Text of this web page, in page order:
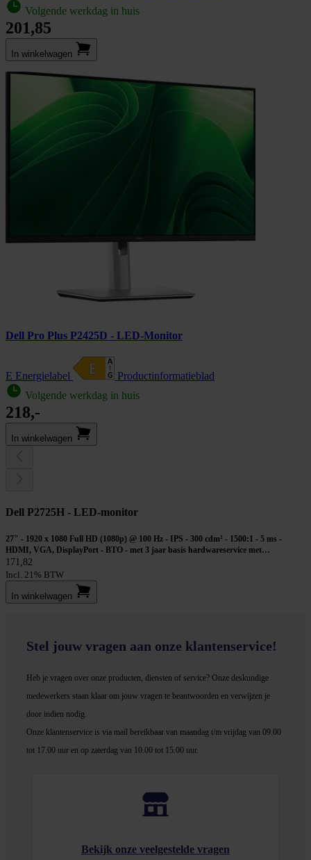
Volgende werkdag in huis
201,85
In winkel­wagen
Dell Pro Plus P2425D - LED-Monitor
E Energielabel
Product­informatieblad
Volgende werkdag in huis
218,-
In winkel­wagen
Dell P2725H - LED-monitor
27" - 1920 x 1080 Full HD (1080p) @ 100 Hz - IPS - 300 cdm² - 1500:1 - 5 ms -
HDMI, VGA, DisplayPort - BTO - met 3 jaar basis hardwareservice met
geavanceerd omruilen na diagnose op afstand
171,82
Incl. 21% BTW
In winkel­wagen
Stel jouw vragen aan onze klantenservice!
Heb je vragen over onze producten, diensten of service? Onze deskundige
medewerkers staan klaar om jouw vragen te beantwoorden en verwijzen je
door indien nodig.
Onze klantenservice is via mail bereikbaar van maandag t/m vrijdag van 09.00
tot 17.00 uur en op zaterdag van 10.00 tot 15.00 uur.
Bekijk onze veelgestelde vragen